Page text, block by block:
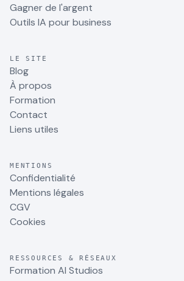
Gagner de l'argent
Outils IA pour business
LE SITE
Blog
À propos
Formation
Contact
Liens utiles
MENTIONS
Confidentialité
Mentions légales
CGV
Cookies
RESSOURCES & RÉSEAUX
Formation AI Studios